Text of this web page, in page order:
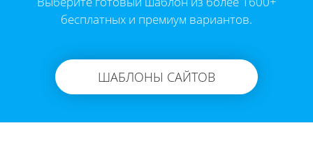
бесплатных и премиум вариантов.
ШАБЛОНЫ САЙТОВ